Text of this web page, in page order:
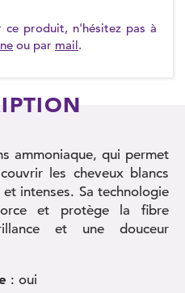
ce produit, n'hésitez pas à
ou par mail.
ammoniaque, qui permet
les cheveux blancs
intenses. Sa technologie
et protège la fibre
et une douceur
: oui